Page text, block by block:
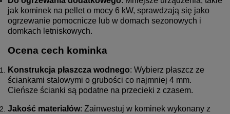
jak kominek na pellet o mocy 6 kW, sprawdzają się jako
ogrzewanie pomocnicze lub w domach sezonowych i
domkach letniskowych.
Ocena cech kominka
Konstrukcja płaszcza wodnego: Wybierz płaszcz ze
ściankami stalowymi o grubości co najmniej 4 mm.
Cieńsze ścianki są podatne na przecieki z czasem.
Jakość materiałów: Zainwestuj w kominek wykonany z